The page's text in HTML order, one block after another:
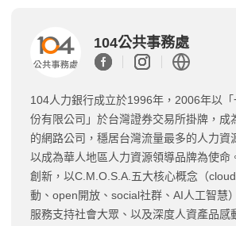
104公共事務處
104人力銀行成立於1996年，2006年以
份有限公司」於台灣證券交易所掛牌，成
的網路公司，穩居台灣流量最多的人力資
以成為華人地區人力資源領導品牌為使命
創新，以C.M.O.S.A.五大核心概念（
動、open開放、social社群、AI人工智慧
服務支持社會大眾、以及深度人資產品感